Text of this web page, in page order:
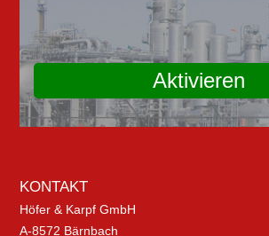
Aktivieren
KONTAKT
Höfer & Karpf GmbH
A-8572 Bärnbach